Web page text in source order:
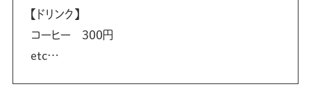
【ドリンク】
コーヒー 300円
etc…